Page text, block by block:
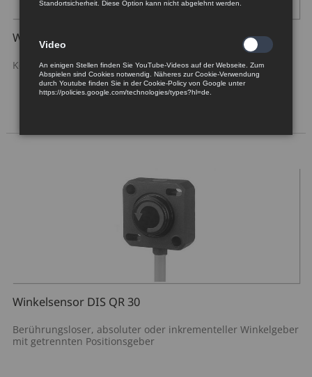
Winkelsensor DIS QR 40
Kontaktloser, präziser Drehgeber mit Welle
Winkelsensor DIS QR 30
Berührungsloser, absoluter oder inkrementeller Winkelgeber
mit getrennten Positionsgeber
Standortsicherheit. Diese Option kann nicht abgelehnt werden.
Video
An einigen Stellen finden Sie YouTube-Videos auf der Webseite. Zum
Abspielen sind Cookies notwendig. Näheres zur Cookie-Verwendung
durch Youtube finden Sie in der Cookie-Policy von Google unter
https://policies.google.com/technologies/types?hl=de.